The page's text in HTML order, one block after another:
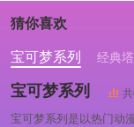
猜你喜欢
宝可梦系列
经典
宝可梦系列
宝可梦系列是以热门动